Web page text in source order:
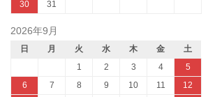
30 31
2026年9月
日 月 火 水 木 金
土
1
2 3 4
5
6
7 8 9 10 11
12